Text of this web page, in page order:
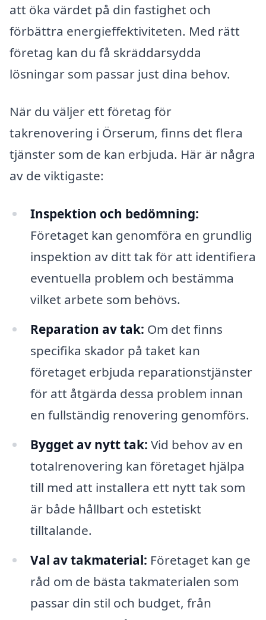
att öka värdet på din fastighet och
förbättra energieffektiviteten. Med rätt
företag kan du få skräddarsydda
lösningar som passar just dina behov.
När du väljer ett företag för
takrenovering i Örserum, finns det flera
tjänster som de kan erbjuda. Här är några
av de viktigaste:
Inspektion och bedömning:
Företaget kan genomföra en grundlig
inspektion av ditt tak för att identifiera
eventuella problem och bestämma
vilket arbete som behövs.
Reparation av tak: Om det finns
specifika skador på taket kan
företaget erbjuda reparationstjänster
för att åtgärda dessa problem innan
en fullständig renovering genomförs.
Bygget av nytt tak: Vid behov av en
totalrenovering kan företaget hjälpa
till med att installera ett nytt tak som
är både hållbart och estetiskt
tilltalande.
Val av takmaterial: Företaget kan ge
råd om de bästa takmaterialen som
passar din stil och budget, från